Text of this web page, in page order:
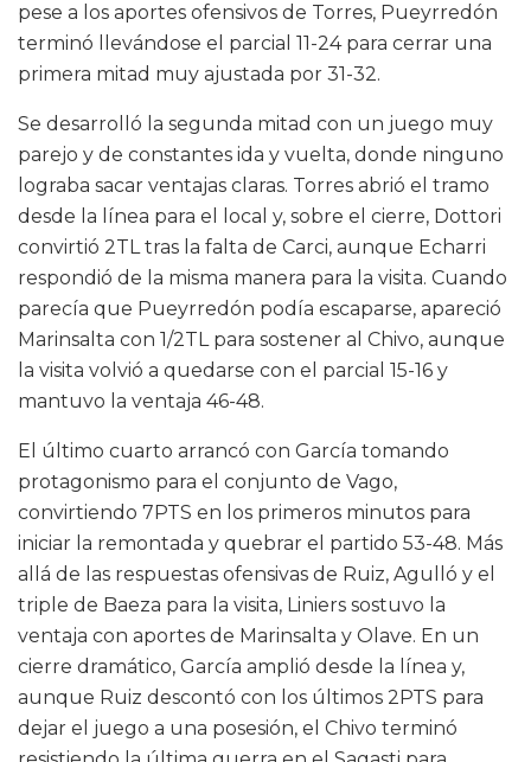
pese a los aportes ofensivos de Torres, Pueyrredón
terminó llevándose el parcial 11-24 para cerrar una
primera mitad muy ajustada por 31-32.
Se desarrolló la segunda mitad con un juego muy
parejo y de constantes ida y vuelta, donde ninguno
lograba sacar ventajas claras. Torres abrió el tramo
desde la línea para el local y, sobre el cierre, Dottori
convirtió 2TL tras la falta de Carci, aunque Echarri
respondió de la misma manera para la visita. Cuando
parecía que Pueyrredón podía escaparse, apareció
Marinsalta con 1/2TL para sostener al Chivo, aunque
la visita volvió a quedarse con el parcial 15-16 y
mantuvo la ventaja 46-48.
El último cuarto arrancó con García tomando
protagonismo para el conjunto de Vago,
convirtiendo 7PTS en los primeros minutos para
iniciar la remontada y quebrar el partido 53-48. Más
allá de las respuestas ofensivas de Ruiz, Agulló y el
triple de Baeza para la visita, Liniers sostuvo la
ventaja con aportes de Marinsalta y Olave. En un
cierre dramático, García amplió desde la línea y,
aunque Ruiz descontó con los últimos 2PTS para
dejar el juego a una posesión, el Chivo terminó